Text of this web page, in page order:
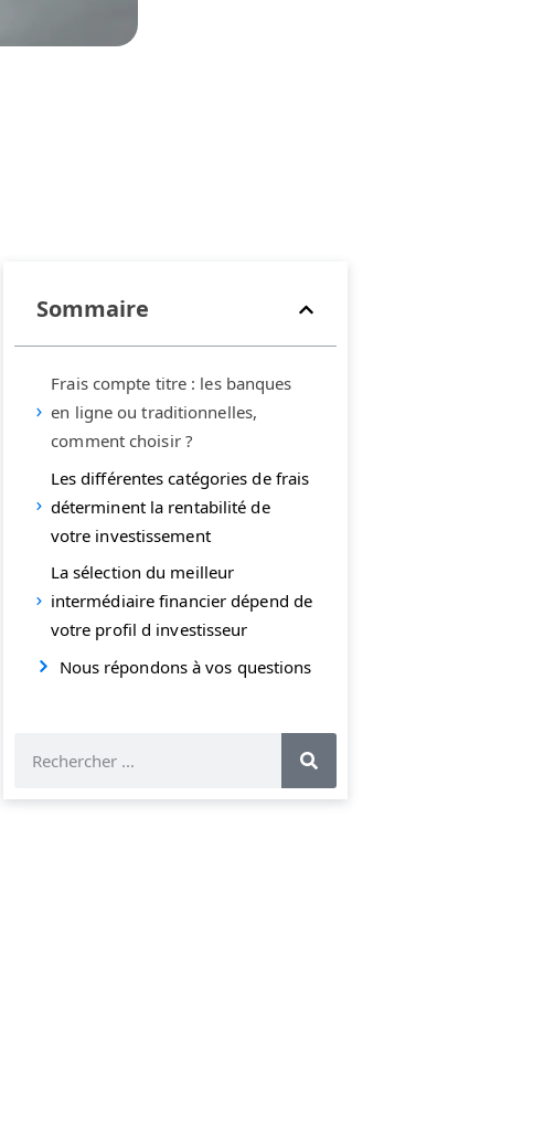
Sommaire
Frais compte titre : les banques
en ligne ou traditionnelles,
comment choisir ?
Les différentes catégories de frais
déterminent la rentabilité de
votre investissement
La sélection du meilleur
intermédiaire financier dépend de
votre profil d investisseur
Nous répondons à vos questions